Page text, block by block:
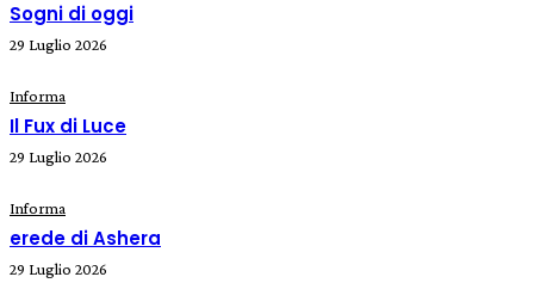
Sogni di oggi
29 Luglio 2026
Informa
Il Fux di Luce
29 Luglio 2026
Informa
erede di Ashera
29 Luglio 2026